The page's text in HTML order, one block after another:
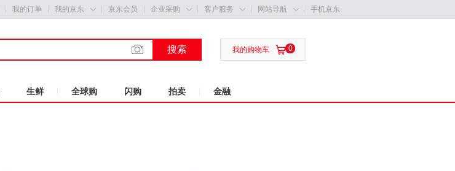
我的订单 我的京东  京东会员 企业采购  客户服务  网站导航  手机京东
搜索  0
我的购物车
生鲜 全球购 闪购 拍卖 金融